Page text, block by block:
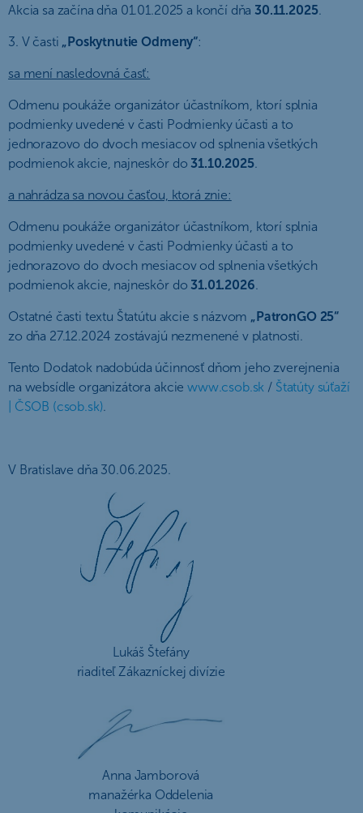
Akcia sa začína dňa 01.01.2025 a končí dňa 30.11.2025.
3. V časti „Poskytnutie Odmeny“:
sa mení nasledovná časť:
Odmenu poukáže organizátor účastníkom, ktorí splnia
podmienky uvedené v časti Podmienky účasti a to
jednorazovo do dvoch mesiacov od splnenia všetkých
podmienok akcie, najneskôr do 31.10.2025.
a nahrádza sa novou časťou, ktorá znie:
Odmenu poukáže organizátor účastníkom, ktorí splnia
podmienky uvedené v časti Podmienky účasti a to
jednorazovo do dvoch mesiacov od splnenia všetkých
podmienok akcie, najneskôr do 31.01.2026.
Ostatné časti textu Štatútu akcie s názvom „PatronGO 25“
zo dňa 27.12.2024 zostávajú nezmenené v platnosti.
Tento Dodatok nadobúda účinnosť dňom jeho zverejnenia
na websídle organizátora akciewww.csob.sk / Štatúty súťaží
| ČSOB (csob.sk).
V Bratislave dňa 30.06.2025.
Lukáš Štefány
riaditeľ Zákazníckej divízie
Anna Jamborová
manažérka Oddelenia